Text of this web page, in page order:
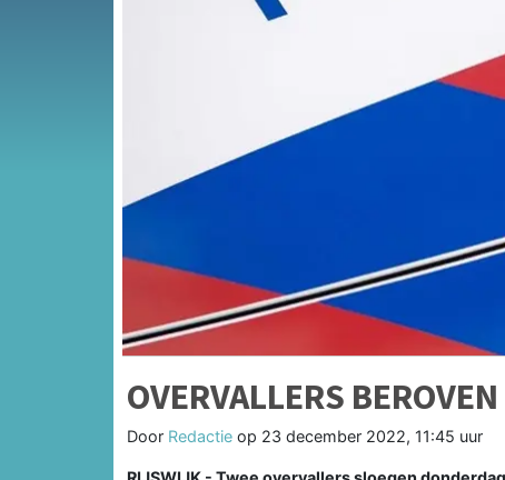
OVERVALLERS
Door Redactie op 23 december 2022, 11:45 uur